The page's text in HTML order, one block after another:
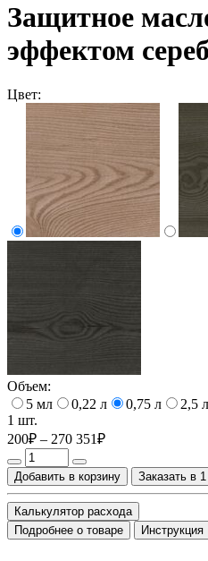
Защитное
эффектом
Цвет:
Объем:
5 мл
0,22 л 0,75 л 2,5 л
1 шт.
200₽ – 270 351₽
Добавить в корзину Заказать в
Калькулятор расхода
Подробнее о товаре
Инструкция